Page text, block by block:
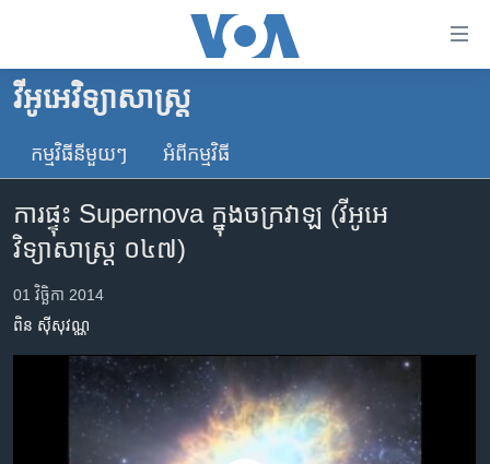
គេហទំព័រ​
ទាក់ទង
និង​
ចូល​
ទៅ​​
ទំព័រ​
ព័ត៌មាន​​
ម្តង
រំលង​
កម្ពុជា
អន្តរជាតិ
ចិន
កម្ពុជាច្នៃប្រតិដ្ឋ
ទូរទស្សន៍ / វីដេអូ​
វីអូអេ​វិទ្យាសាស្ត្រ​
កម្មវិធី​នីមួយៗ អំពី​កម្មវិធី​
ការ​ផ្ទុះ Supernova ក្នុង​ចក្រវាឡ (វីអូអេ​
វិទ្យាសាស្ត្រ ០៤៧)
01 វិច្ឆិកា 2014
ពិន ស៊ីសុវណ្ណ